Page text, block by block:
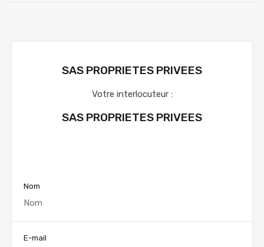
SAS PROPRIETES PRIVEES
Votre interlocuteur :
SAS PROPRIETES PRIVEES
Nom
E-mail